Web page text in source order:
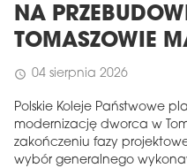
NA
TOMASZOWIE
schedule 04 sierpnia 2026
Polskie Koleje Państwowe
modernizację dworca w
zakończeniu fazy
wybór generalnego